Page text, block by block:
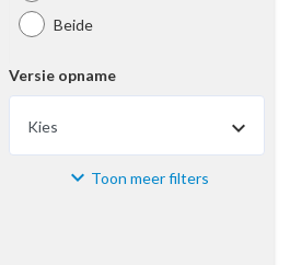
Beide
Versie opname
Kies
Materiaal Toon meer filters